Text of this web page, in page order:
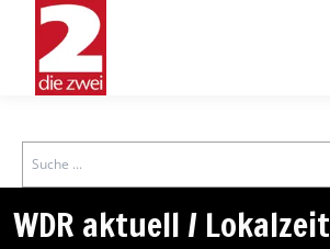
Search
WDR aktuell / Lokalzeit